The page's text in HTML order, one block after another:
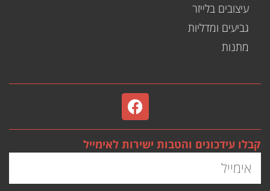
עיצובים בלייזר
גביעים ומדליות
מתנות
קבלו עידכונים והטבות ישירות לאימייל